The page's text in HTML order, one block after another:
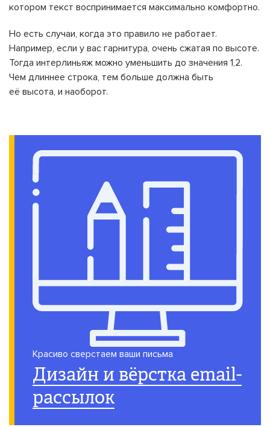
котором текст воспринимается максимально комфортно.
Но есть случаи, когда это правило не работает.
Например, если у вас гарнитура, очень сжатая по высоте.
Тогда интерлиньяж можно уменьшить до значения 1,2.
Чем длиннее строка, тем больше должна быть
её высота, и наоборот.
Красиво сверстаем ваши письма
Дизайн и вёрстка email-
рассылок